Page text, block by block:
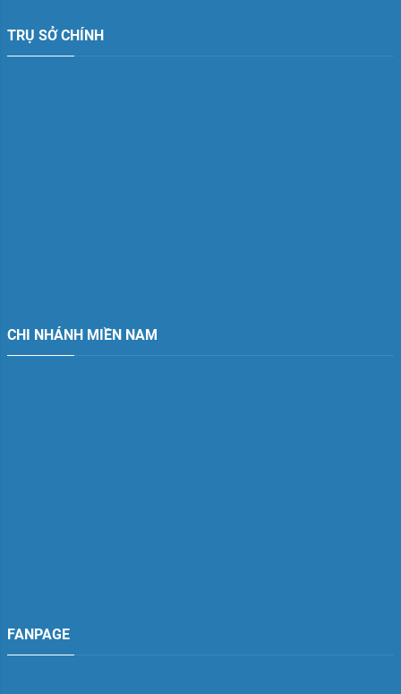
TRỤ SỞ CHÍNH
CHI NHÁNH MIỀN NAM
FANPAGE